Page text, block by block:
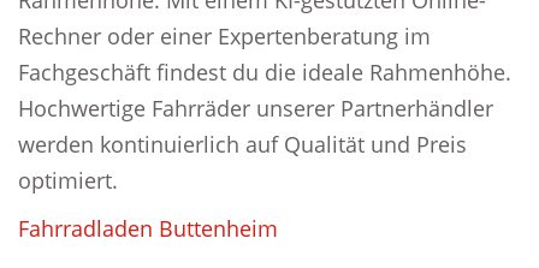
Rechner oder einer Expertenberatung im
Fachgeschäft findest du die ideale Rahmenhöhe.
Hochwertige Fahrräder unserer Partnerhändler
werden kontinuierlich auf Qualität und Preis
optimiert.
Fahrradladen Buttenheim